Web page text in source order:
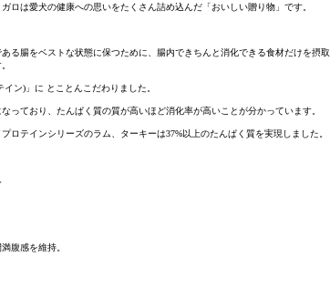
ロは愛犬の健康への思いをたくさん詰め込んだ「おいしい贈り物」です。
る腸をベストな状態に保つために、腸内できちんと消化できる食材だけを摂取
ン)」に とことんこだわりました。
っており、たんぱく質の質が高いほど消化率が高いことが分かっています。
ロテインシリーズのラム、ターキーは37%以上のたんぱく質を実現しました。
腹感を維持。